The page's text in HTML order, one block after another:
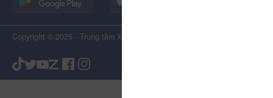
Copyright © 2025 - Trung tâm Xúc tiến Du lịch Tỉnh Lâm Đồng